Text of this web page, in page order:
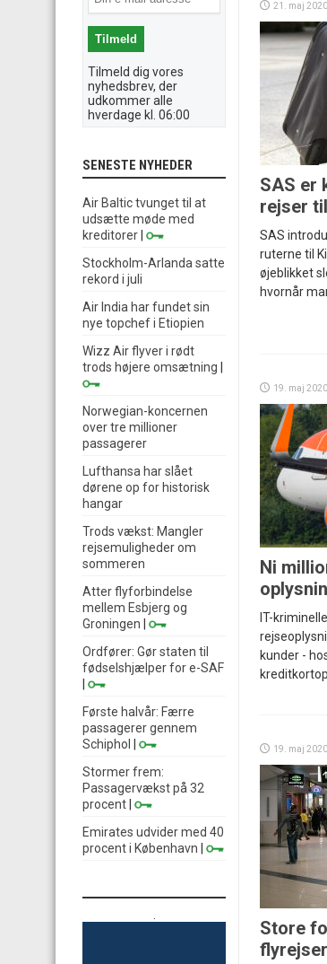
21. maj 2020
SAS er
rejser
SAS
ruterne til
øjeblikket
hvornår
19. maj 2020
Ni
IT-
kunder -
19. maj 2020
Store
flyrejser
Tilmeld dig vores
nyhedsbrev, der
udkommer alle
hverdage kl. 06:00
SENESTE NYHEDER
Air Baltic tvunget til at
udsætte møde med
kreditorer
Stockholm-Arlanda satte
rekord i juli
Air India har fundet sin
nye topchef i Etiopien
Wizz Air flyver i rødt
trods højere omsætning
Norwegian-koncernen
over tre millioner
passagerer
Lufthansa har slået
dørene op for historisk
hangar
Trods vækst: Mangler
rejsemuligheder om
sommeren
Atter flyforbindelse
mellem Esbjerg og
Groningen
Ordfører: Gør staten til
fødselshjælper for e-SAF
Første halvår: Færre
passagerer gennem
Schiphol
Stormer frem:
Passagervækst på 32
procent
Emirates udvider med 40
procent i København